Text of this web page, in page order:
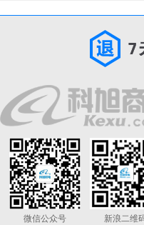
微信公众号 新浪二维